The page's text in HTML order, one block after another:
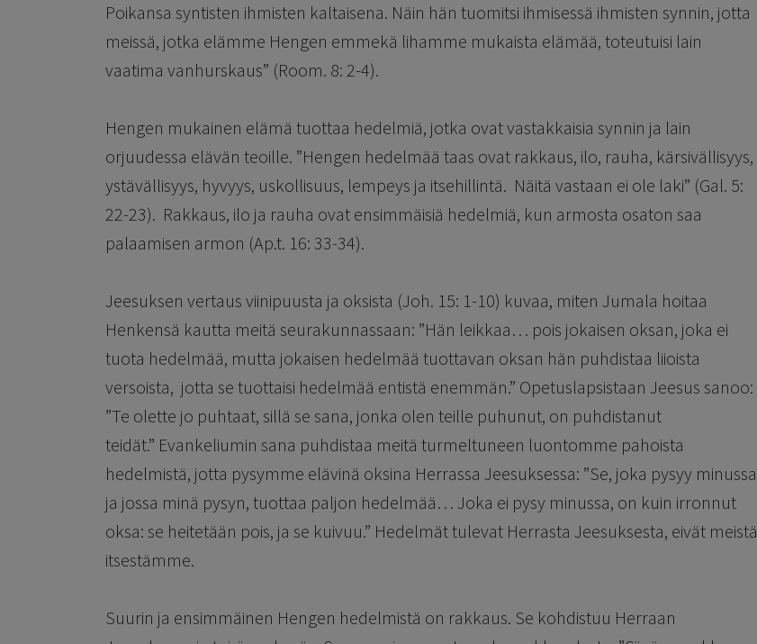
Poikansa syntisten ihmisten kaltaisena. Näin hän tuomitsi ihmisessä ihmisten synnin, jotta
meissä, jotka elämme Hengen emmekä lihamme mukaista elämää, toteutuisi lain
vaatima vanhurskaus” (Room. 8: 2-4).
Hengen mukainen elämä tuottaa hedelmiä, jotka ovat vastakkaisia synnin ja lain
orjuudessa elävän teoille. ”Hengen hedelmää taas ovat rakkaus, ilo, rauha, kärsivällisyys,
ystävällisyys, hyvyys, uskollisuus, lempeys ja itsehillintä. Näitä vastaan ei ole laki” (Gal. 5:
22-23). Rakkaus, ilo ja rauha ovat ensimmäisiä hedelmiä, kun armosta osaton saa
palaamisen armon (Ap.t. 16: 33-34).
Jeesuksen vertaus viinipuusta ja oksista (Joh. 15: 1-10) kuvaa, miten Jumala hoitaa
Henkensä kautta meitä seurakunnassaan: ”Hän leikkaa… pois jokaisen oksan, joka ei
tuota hedelmää, mutta jokaisen hedelmää tuottavan oksan hän puhdistaa liioista
versoista, jotta se tuottaisi hedelmää entistä enemmän.” Opetuslapsistaan Jeesus sanoo:
”Te olette jo puhtaat, sillä se sana, jonka olen teille puhunut, on puhdistanut
teidät.” Evankeliumin sana puhdistaa meitä turmeltuneen luontomme pahoista
hedelmistä, jotta pysymme elävinä oksina Herrassa Jeesuksessa: ”Se, joka pysyy minussa
ja jossa minä pysyn, tuottaa paljon hedelmää… Joka ei pysy minussa, on kuin irronnut
oksa: se heitetään pois, ja se kuivuu.” Hedelmät tulevat Herrasta Jeesuksesta, eivät meistä
itsestämme.
Suurin ja ensimmäinen Hengen hedelmistä on rakkaus. Se kohdistuu Herraan